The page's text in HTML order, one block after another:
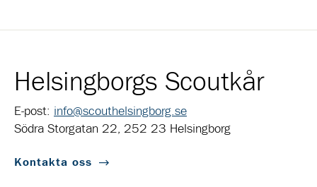
Helsingborgs Scoutkår
E-post: info@scouthelsingborg.se
Södra Storgatan 22, 252 23 Helsingborg
Kontakta oss